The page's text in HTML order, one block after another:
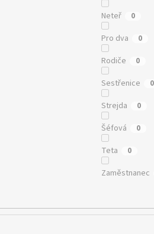
Neteř 0
Pro dva 0
Rodiče 0
Sestřenice 0
Strejda 0
Šéfová 0
Teta 0
Zaměstnanec